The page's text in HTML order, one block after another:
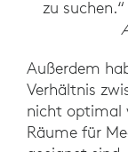
zu suchen.“
Außerdem
Verhältnis
nicht optimal
Räume für